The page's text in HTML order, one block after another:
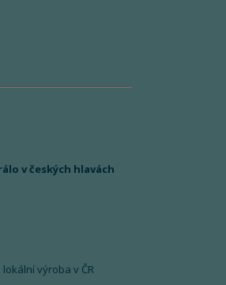
v českých hlavách
lokální výroba v ČR